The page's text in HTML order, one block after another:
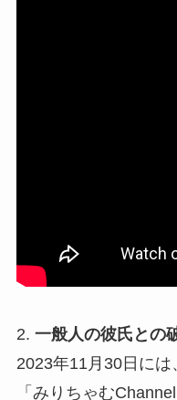
2. 一般人の彼氏との
2023年11月30日に
「みりちゃむ